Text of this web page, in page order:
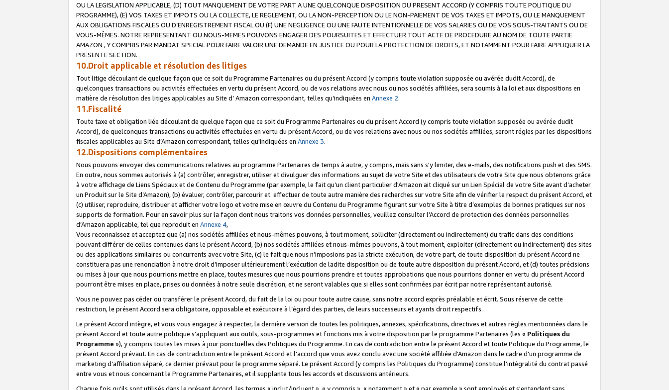
OU LA LEGISLATION APPLICABLE, (D) TOUT MANQUEMENT DE VOTRE PART A UNE QUELCONQUE DISPOSITION DU PRESENT ACCORD (Y COMPRIS TOUTE POLITIQUE DU
PROGRAMME), (E) VOS TAXES ET IMPOTS OU LA COLLECTE, LE REGLEMENT, OU LA NON-PERCEPTION OU LE NON-PAIEMENT DE VOS TAXES ET IMPOTS, OU LE MANQUEMENT
AUX OBLIGATIONS FISCALES OU D’ENREGISTREMENT FISCAL OU (F) UNE NEGLIGENCE OU UNE FAUTE INTENTIONNELLE DE VOS SALARIES OU DE VOS SOUS-TRAITANTS OU DE
VOUS-MÊMES. NOTRE REPRESENTANT OU NOUS-MEMES POUVONS ENGAGER DES POURSUITES ET EFFECTUER TOUT ACTE DE PROCEDURE AU NOM DE TOUTE PARTIE
AMAZON , Y COMPRIS PAR MANDAT SPECIAL POUR FAIRE VALOIR UNE DEMANDE EN JUSTICE OU POUR LA PROTECTION DE DROITS, ET NOTAMMENT POUR FAIRE APPLIQUER LA
PRESENTE SECTION.
10.Droit applicable et résolution des litiges
Tout litige découlant de quelque façon que ce soit du Programme Partenaires ou du présent Accord (y compris toute violation supposée ou avérée dudit Accord), de
quelconques transactions ou activités effectuées en vertu du présent Accord, ou de vos relations avec nous ou nos sociétés affiliées, sera soumis à la loi et aux dispositions en
matière de résolution des litiges applicables au Site d’ Amazon correspondant, telles qu'indiquées en Annexe 2.
11.Fiscalité
Toute taxe et obligation liée découlant de quelque façon que ce soit du Programme Partenaires ou du présent Accord (y compris toute violation supposée ou avérée dudit
Accord), de quelconques transactions ou activités effectuées en vertu du présent Accord, ou de vos relations avec nous ou nos sociétés affiliées, seront régies par les dispositions
fiscales applicables au Site d’Amazon correspondant, telles qu'indiquées en Annexe 3.
12.Dispositions complémentaires
Nous pouvons envoyer des communications relatives au programme Partenaires de temps à autre, y compris, mais sans s'y limiter, des e-mails, des notifications push et des SMS.
En outre, nous sommes autorisés à (a) contrôler, enregistrer, utiliser et divulguer des informations au sujet de votre Site et des utilisateurs de votre Site que nous obtenons grâce
à votre affichage de Liens Spéciaux et de Contenu du Programme (par exemple, le fait qu’un client particulier d'Amazon ait cliqué sur un Lien Spécial de votre Site avant d’acheter
un Produit sur le Site d’Amazon), (b) évaluer, contrôler, parcourir et effectuer de toute autre manière des recherches sur votre Site afin de vérifier le respect du présent Accord, et
(c) utiliser, reproduire, distribuer et afficher votre logo et votre mise en œuvre du Contenu du Programme figurant sur votre Site à titre d’exemples de bonnes pratiques sur nos
supports de formation. Pour en savoir plus sur la façon dont nous traitons vos données personnelles, veuillez consulter l’Accord de protection des données personnelles
d’Amazon applicable, tel que reproduit en Annexe 4,
Vous reconnaissez et acceptez que (a) nos sociétés affiliées et nous-mêmes pouvons, à tout moment, solliciter (directement ou indirectement) du trafic dans des conditions
pouvant différer de celles contenues dans le présent Accord, (b) nos sociétés affiliées et nous-mêmes pouvons, à tout moment, exploiter (directement ou indirectement) des sites
ou des applications similaires ou concurrents avec votre Site, (c) le fait que nous n’imposions pas la stricte exécution, de votre part, de toute disposition du présent Accord ne
constituera pas une renonciation à notre droit d’imposer ultérieurement l’exécution de ladite disposition ou de toute autre disposition du présent Accord, et (d) toutes précisions
ou mises à jour que nous pourrions mettre en place, toutes mesures que nous pourrions prendre et toutes approbations que nous pourrions donner en vertu du présent Accord
pourront être mises en place, prises ou données à notre seule discrétion, et ne seront valables que si elles sont confirmées par écrit par notre représentant autorisé.
Vous ne pouvez pas céder ou transférer le présent Accord, du fait de la loi ou pour toute autre cause, sans notre accord exprès préalable et écrit. Sous réserve de cette
restriction, le présent Accord sera obligatoire, opposable et exécutoire à l’égard des parties, de leurs successeurs et ayants droit respectifs.
Le présent Accord intègre, et vous vous engagez à respecter, la dernière version de toutes les politiques, annexes, spécifications, directives et autres règles mentionnées dans le
présent Accord et toute autre politique s’appliquant aux outils, sous-programmes et fonctions mis à votre disposition par le programme Partenaires (les « Politiques du
Programme »), y compris toutes les mises à jour ponctuelles des Politiques du Programme. En cas de contradiction entre le présent Accord et toute Politique du Programme, le
présent Accord prévaut. En cas de contradiction entre le présent Accord et l’accord que vous avez conclu avec une société affiliée d’Amazon dans le cadre d’un programme de
marketing d’affiliation séparé, ce dernier prévaut pour le programme séparé. Le présent Accord (y compris les Politiques du Programme) constitue l’intégralité du contrat passé
entre vous et nous concernant le Programme Partenaires, et il supplante tous les accords et discussions antérieurs.